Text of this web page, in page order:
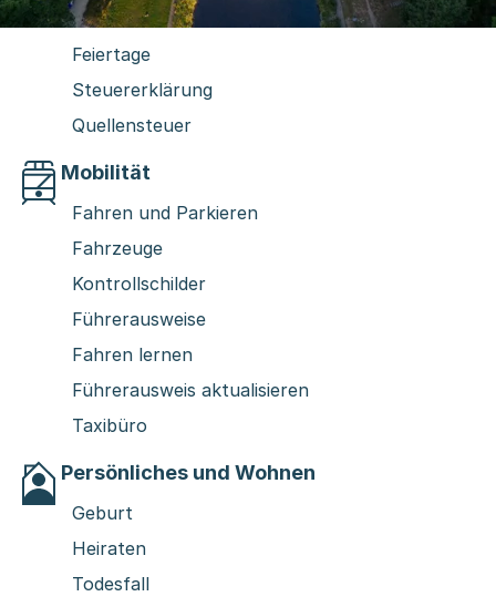
Unternehmen
Feiertage
Steuererklärung
Quellensteuer
Mobilität
Fahren und Parkieren
Fahrzeuge
Kontrollschilder
Führerausweise
Fahren lernen
Führerausweis aktualisieren
Taxibüro
Persönliches und Wohnen
Geburt
Heiraten
Todesfall